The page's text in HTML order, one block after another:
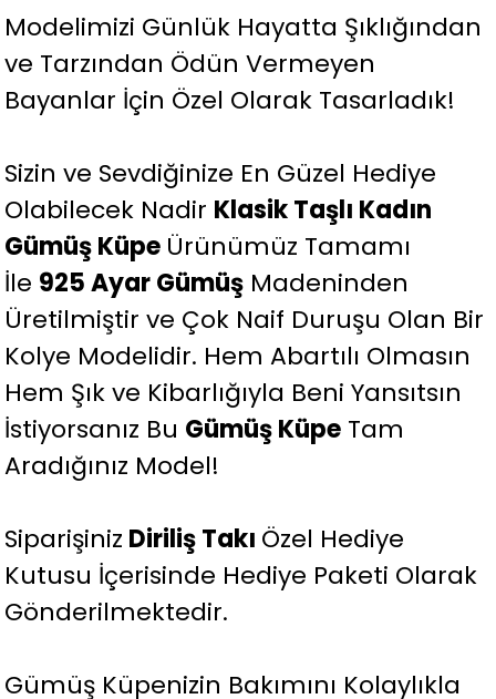
Modelimizi Günlük Hayatta Şıklığından
ve Tarzından Ödün Vermeyen
Bayanlar İçin Özel Olarak Tasarladık!
Sizin ve Sevdiğinize En Güzel Hediye
Olabilecek Nadir Klasik Taşlı Kadın
Gümüş Küpe Ürünümüz Tamamı
İle 925 Ayar Gümüş Madeninden
Üretilmiştir ve Çok Naif Duruşu Olan Bir
Kolye Modelidir. Hem Abartılı Olmasın
Hem Şık ve Kibarlığıyla Beni Yansıtsın
İstiyorsanız Bu Gümüş Küpe Tam
Aradığınız Model!
Siparişiniz Diriliş Takı Özel Hediye
Kutusu İçerisinde Hediye Paketi Olarak
Gönderilmektedir.
Gümüş Küpenizin Bakımını Kolaylıkla